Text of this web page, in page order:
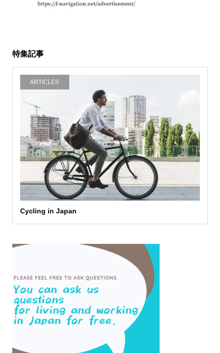
特集記事
ARTICLES
Cycling in Japan